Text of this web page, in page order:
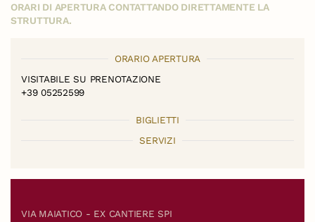
ORARI DI APERTURA CONTATTANDO DIRETTAMENTE LA
STRUTTURA.
ORARIO APERTURA
VISITABILE SU PRENOTAZIONE
+39 05252599
BIGLIETTI
SERVIZI
VIA MAIATICO - EX CANTIERE SPI